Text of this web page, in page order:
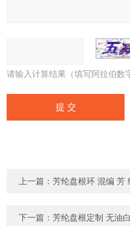
请输入计算结果（填写阿拉伯数
上一篇：芳纶盘根环 混编 芳
下一篇：芳纶盘根定制 无油